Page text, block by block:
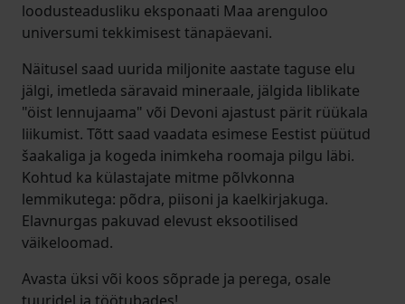
loodusteadusliku eksponaati Maa arenguloo
universumi tekkimisest tänapäevani.
Näitusel saad uurida miljonite aastate taguse elu
jälgi, imetleda säravaid mineraale, jälgida liblikate
"öist lennujaama" või Devoni ajastust pärit rüükala
liikumist. Tõtt saad vaadata esimese Eestist püütud
šaakaliga ja kogeda inimkeha roomaja pilgu läbi.
Kohtud ka külastajate mitme põlvkonna
lemmikutega: põdra, piisoni ja kaelkirjakuga.
Elavnurgas pakuvad elevust eksootilised
väikeloomad.
Avasta üksi või koos sõprade ja perega, osale